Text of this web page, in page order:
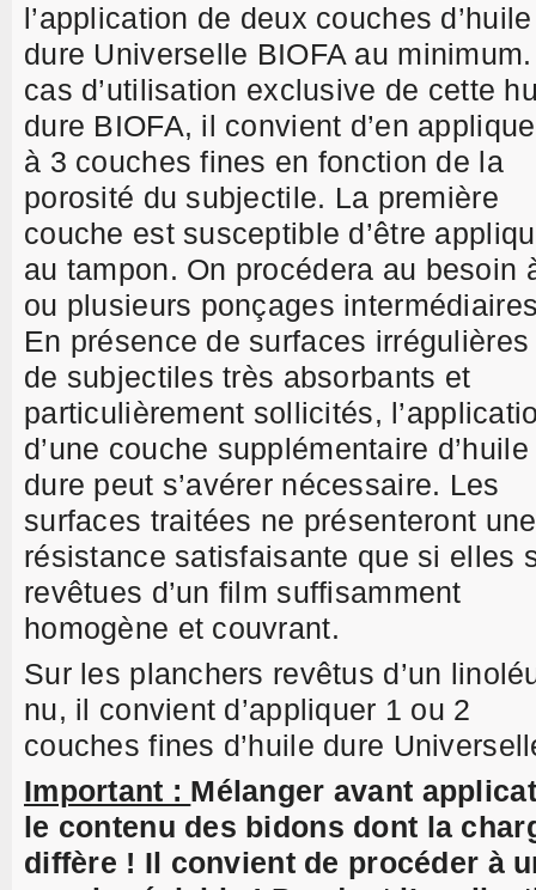
l’application de deux couches d’huile
dure Universelle BIOFA au
cas d’utilisation exclusive de cette
dure BIOFA, il convient d’en
à 3 couches fines en fonction de la
porosité du subjectile. La première
couche est susceptible d’être
au tampon. On procédera au besoin
ou plusieurs ponçages
En présence de surfaces irrégulières
de subjectiles très absorbants et
particulièrement sollicités,
d’une couche supplémentaire d’huile
dure peut s’avérer nécessaire. Les
surfaces traitées ne présenteront une
résistance satisfaisante que si elles
revêtues d’un film suffisamment
homogène et couvrant.
Sur les planchers revêtus d’un
nu, il convient d’appliquer 1 ou 2
couches fines d’huile dure
Important : Mélanger avant
le contenu des bidons dont la
diffère ! Il convient de procéder à